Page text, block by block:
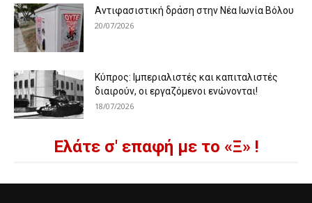
Αντιφασιστική δράση στην Νέα Ιωνία Βόλου
20/07/2026
Κύπρος: Ιμπεριαλιστές και καπιταλιστές
διαιρούν, οι εργαζόμενοι ενώνονται!
18/07/2026
Ελάτε σ' επαφή με το «Ξ» !